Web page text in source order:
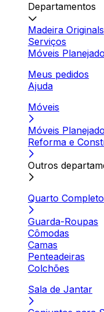
Departamentos
Madeira Originals
Serviços
Móveis
Meus pedidos
Ajuda
Móveis
Móveis
Reforma e
Outros
Quarto Completo
Guarda-Roupas
Cômodas
Camas
Penteadeiras
Colchões
Sala de Jantar